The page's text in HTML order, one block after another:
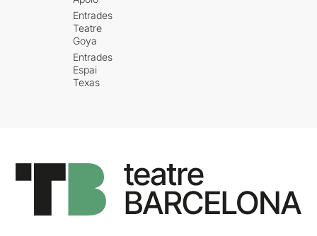
Entrades
Teatre
Goya
Entrades
Espai
Texas